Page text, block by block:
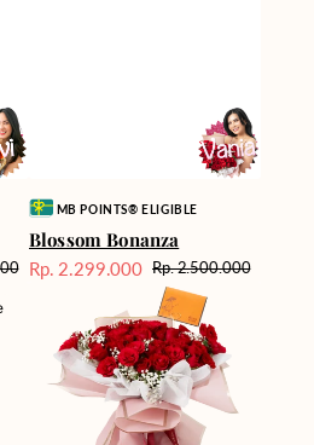
Vendor:MB POINTS® ELIGIBLE
Blossom Bonanza
Harga
Rp. 2.299.000 Harga
reguler
Rp. 2.500.000
Rhapsody